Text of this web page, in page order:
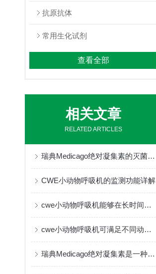
抗原抗体
常用生化试剂
查看全部
相关文章
RELATED ARTICLES
瑞典Medicago绝对凝集素的灭菌方式
CWE小动物呼吸机的监测功能详解
cwe小动物呼吸机能够在长时间实验中保持一致的输出
cwe小动物呼吸机可满足不同动物的生理需要
瑞典Medicago绝对凝集素是一种创新的免疫疗法